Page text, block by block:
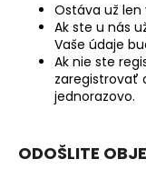
Ostáva už
Ak ste u nás
Vaše údaje
Ak nie ste
zaregistrovať
jednorazovo.
ODOŠLITE
o